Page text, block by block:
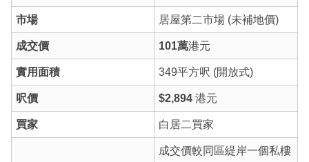
市場 居屋第二市場 (未補地價)
成交價 101萬港元
實用面積 349平方呎 (開放式)
呎價 $2,894港元
買家 白居二買家
成交價較同區緹岸一個私樓